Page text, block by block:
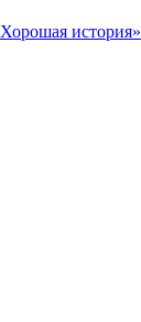
история»